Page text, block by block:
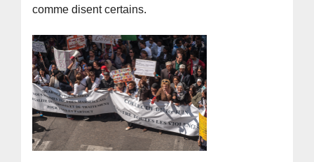
comme disent certains.